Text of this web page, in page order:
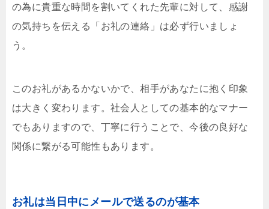
の為に貴重な時間を割いてくれた先輩に対して、感謝
の気持ちを伝える「お礼の連絡」は必ず行いましょ
う。
このお礼があるかないかで、相手があなたに抱く印象
は大きく変わります。社会人としての基本的なマナー
でもありますので、丁寧に行うことで、今後の良好な
関係に繋がる可能性もあります。
お礼は当日中にメールで送るのが基本